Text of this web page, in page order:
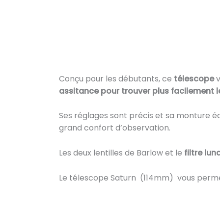
Conçu pour les débutants, ce télescope
assitance pour trouver plus facilement
Ses réglages sont précis et sa monture
grand confort d’observation.
Les deux lentilles de Barlow et le filtre
Le télescope Saturn (114mm) vous